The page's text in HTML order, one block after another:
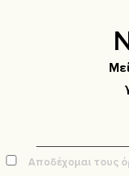
Αποδέχομαι τους